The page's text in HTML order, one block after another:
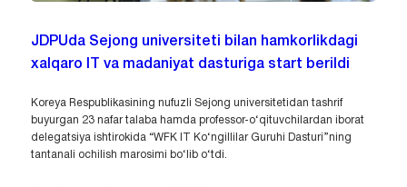
JDPUda Sejong universiteti bilan hamkorlikdagi
xalqaro IT va madaniyat dasturiga start berildi
Koreya Respublikasining nufuzli Sejong universitetidan tashrif
buyurgan 23 nafar talaba hamda professor-o‘qituvchilardan iborat
delegatsiya ishtirokida “WFK IT Ko‘ngillilar Guruhi Dasturi”ning
tantanali ochilish marosimi bo‘lib o‘tdi.